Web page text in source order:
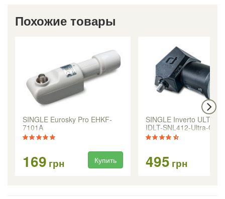
Похожие товары
SINGLE Eurosky Pro EHKF-
7101A
169 грн Купить
SINGLE Inverto ULTRA
IDLT-SNL412-Ultra-OPN
495 грн